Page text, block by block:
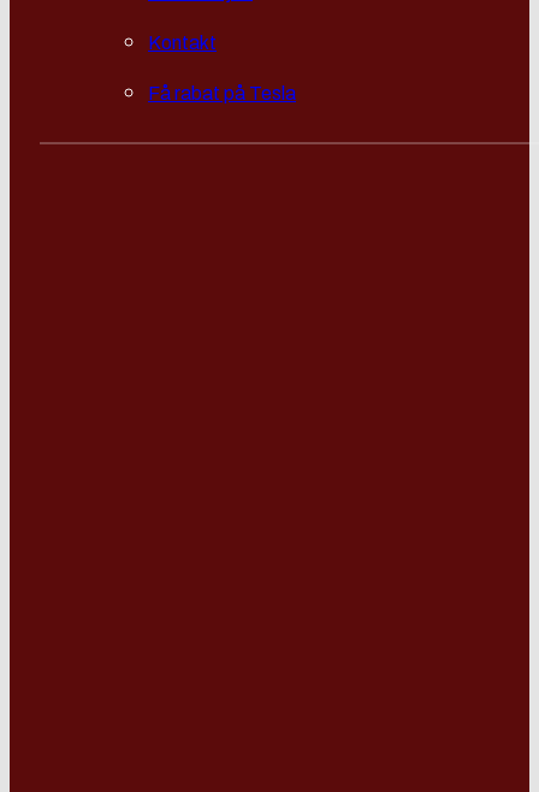
Kontakt
Få rabat på Tesla